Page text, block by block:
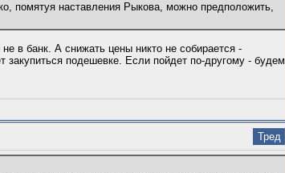
помятуя наставления Рыкова, можно предположить,
в банк. А снижать цены никто не собирается -
подешевке. Если пойдет по-другому - будем
Тред